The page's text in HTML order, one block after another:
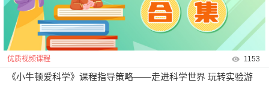
优质视频课程 1153
《小牛顿爱科学》课程指导策略——走进科学世界 玩转实验游